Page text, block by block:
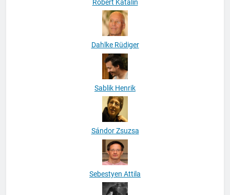
Róbert Katalin
Dahlke Rüdiger
Sablik Henrik
Sándor Zsuzsa
Sebestyen Attila